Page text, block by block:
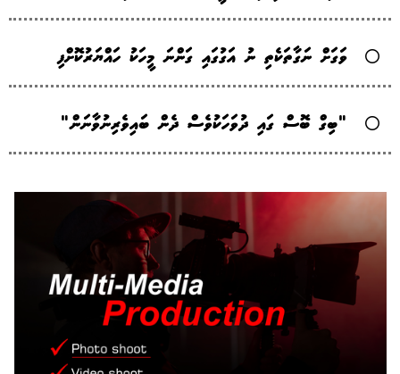
ވަގަށް ނަގާތަކެތި ނު އަގުގައި ގަންނަ މީހަކު ހައްޔަރުކޮށްފި
"ބިގް ބޮސް ގައި ދުވަހަކުވެސް ދެން ބައިވެރިނުވާނަން"